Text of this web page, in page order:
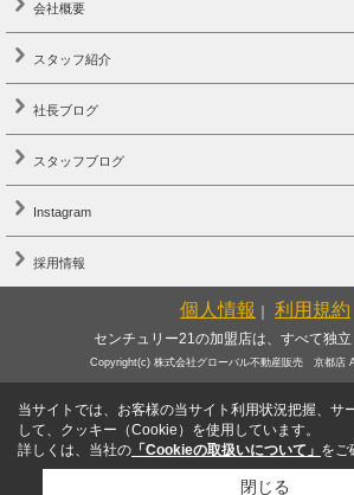
会社概要
スタッフ紹介
社長ブログ
スタッフブログ
Instagram
採用情報
個人情報 利用規約
センチュリー21の加盟店は、すべて独立
Copyright(c) 株式会社グローバル不動産販売 京都店
当サイトでは、お客様の当サイト利用状況把握、サ
して、クッキー（Cookie）を使用しています。
詳しくは、当社の 「Cookieの取扱いについて」 をご
閉じる